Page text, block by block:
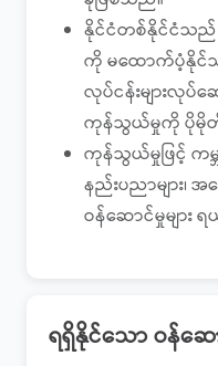
နိုင်ငံတစ်နိုင်ငံသည်
ကို မထောက်ပံ့နို
လုပ်ငန်းများလုပ်ဆ
ကုန်သွယ်မှုကို ပိုမို
ကုန်သွယ်မှုဖြင့် ကမ္ဘ
နည်းပညာများ၊
ဝန်ဆောင်မှုများ
ရရှိနိုင်သော ဝန်ဆေ